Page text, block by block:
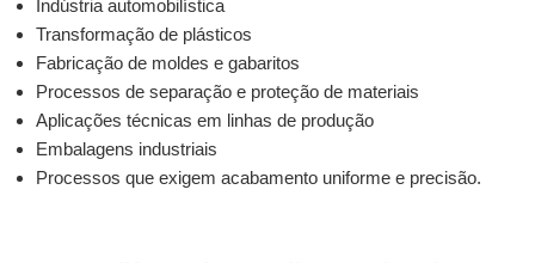
Indústria automobilística
Transformação de plásticos
Fabricação de moldes e gabaritos
Processos de separação e proteção de materiais
Aplicações técnicas em linhas de produção
Embalagens industriais
Processos que exigem acabamento uniforme e precisão.